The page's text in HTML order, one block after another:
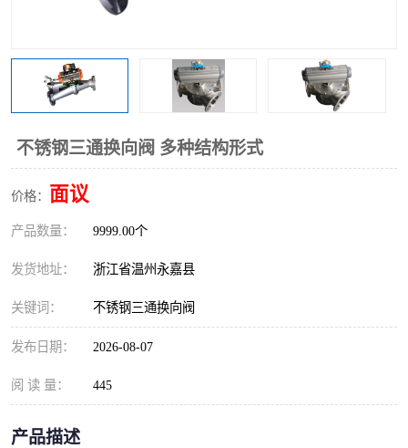
不锈钢三通换向阀 多种结构形式
价格： 面议
产品数量： 9999.00个
发货地址： 浙江省温州永嘉县
关键词： 不锈钢三通换向阀
发布日期： 2026-08-07
阅 读 量： 445
产品描述
粉体分路阀 三通分路阀
管道换向器 管路换向器